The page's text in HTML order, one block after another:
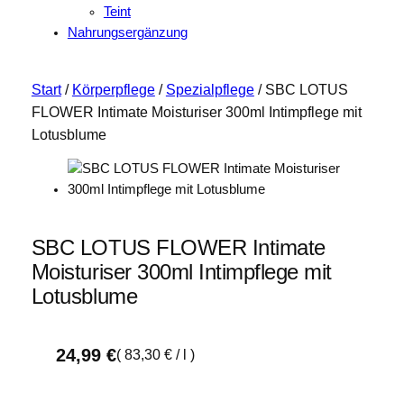
Teint
Nahrungsergänzung
Start/ Körperpflege/ Spezialpflege/ SBC LOTUS
FLOWER Intimate Moisturiser 300ml Intimpflege mit
Lotusblume
SBC LOTUS FLOWER Intimate
Moisturiser 300ml Intimpflege mit
Lotusblume
24,99 €( 83,30 €/ )